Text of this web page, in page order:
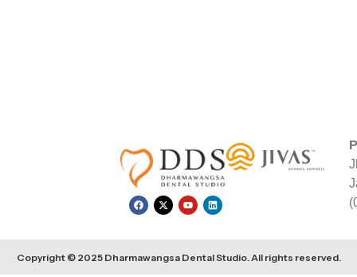
Copyright © 2025 Dharmawangsa Dental Studio. All rights reserved.